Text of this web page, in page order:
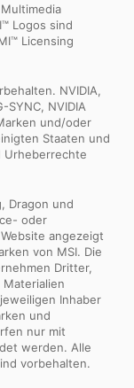
Logos sind
Licensing
NVIDIA,
SYNC, NVIDIA
und/oder
Staaten und
Urheberrechte
Dragon und
oder
angezeigt
von MSI. Die
Dritter,
Inhaber
und
nur mit
werden. Alle
vorbehalten.